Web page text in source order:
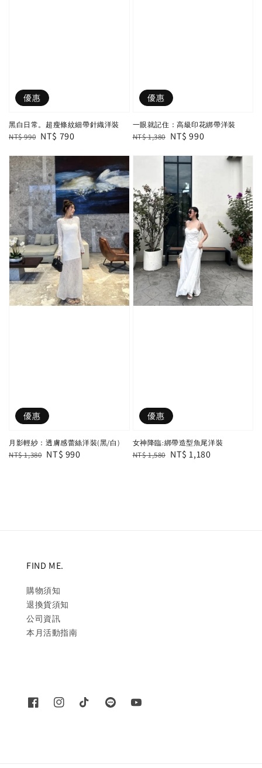
優惠
黑白日常。超瘦條紋細帶針織洋裝
Regular
NT$ 990 Sale
NT$ 790
優惠
一眼就記住：高級印花綁帶洋裝
Regular
NT$ 1,380 Sale
NT$ 990
優惠
月影輕紗：透膚感蕾絲洋裝(黑/白)
Regular
NT$ 1,380 Sale
NT$ 990
優惠
女神降臨:綁帶造型魚尾洋裝
Regular
NT$ 1,580 Sale
NT$ 1,180
FIND ME.
購物須知
退換貨須知
公司資訊
本月活動指南